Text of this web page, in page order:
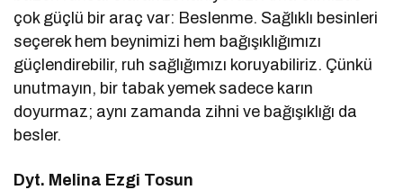
çok güçlü bir araç var: Beslenme. Sağlıklı besinleri
seçerek hem beynimizi hem bağışıklığımızı
güçlendirebilir, ruh sağlığımızı koruyabiliriz. Çünkü
unutmayın, bir tabak yemek sadece karın
doyurmaz; aynı zamanda zihni ve bağışıklığı da
besler.
Dyt. Melina Ezgi Tosun